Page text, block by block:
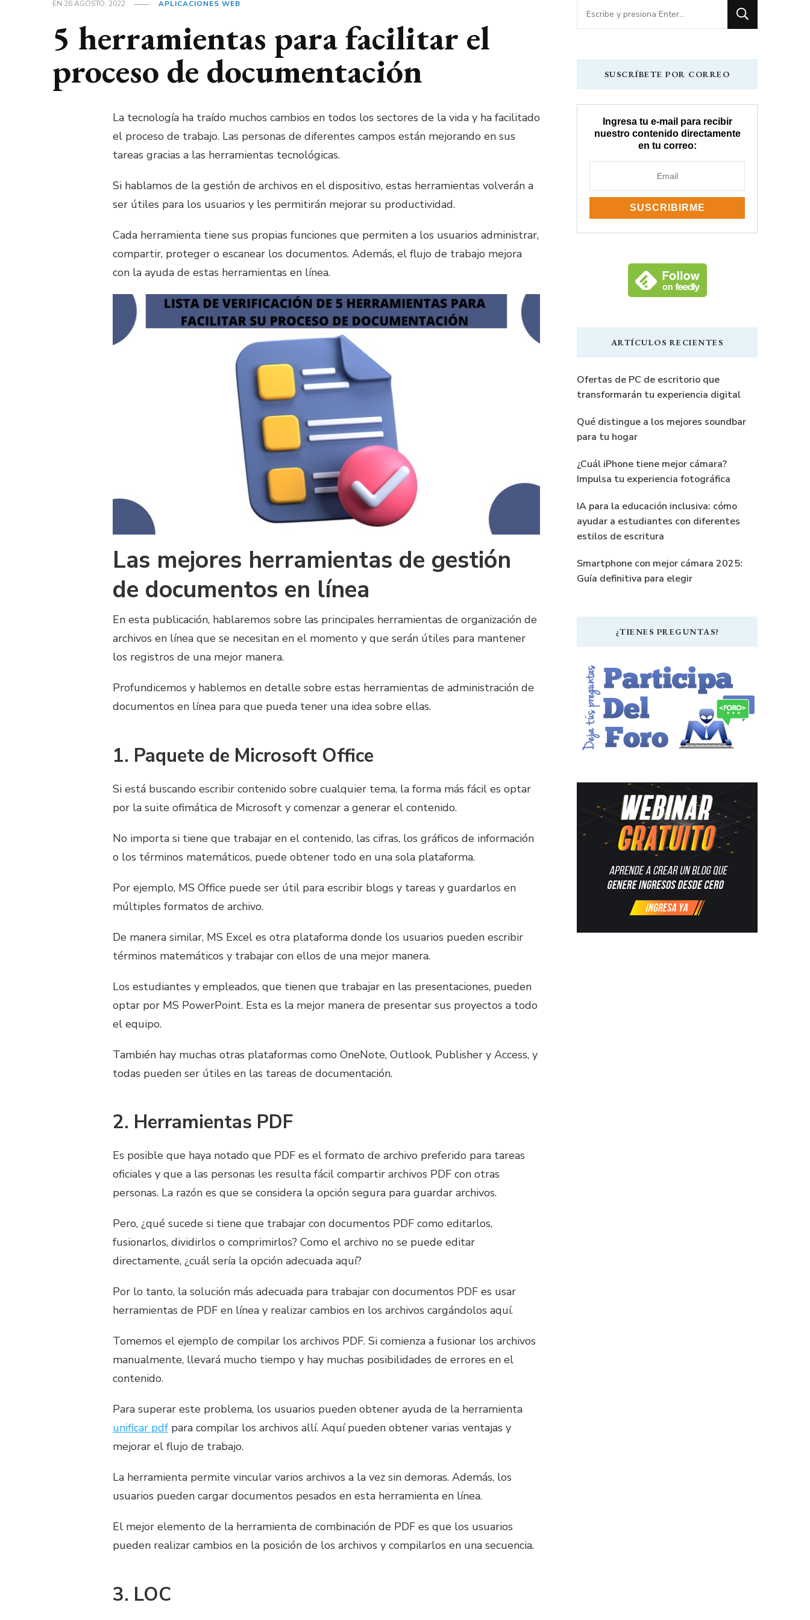
EN 26 AGOSTO, 2022 APLICACIONES WEB
5 herramientas para facilitar el
proceso de documentación
La tecnología ha traído muchos cambios en todos los sectores de la vida y ha facilitado
el proceso de trabajo. Las personas de diferentes campos están mejorando en sus
tareas gracias a las herramientas tecnológicas.
Si hablamos de la gestión de archivos en el dispositivo, estas herramientas volverán a
ser útiles para los usuarios y les permitirán mejorar su productividad.
Cada herramienta tiene sus propias funciones que permiten a los usuarios administrar,
compartir, proteger o escanear los documentos. Además, el flujo de trabajo mejora
con la ayuda de estas herramientas en línea.
Las mejores herramientas de gestión
de documentos en línea
En esta publicación, hablaremos sobre las principales herramientas de organización de
archivos en línea que se necesitan en el momento y que serán útiles para mantener
los registros de una mejor manera.
Profundicemos y hablemos en detalle sobre estas herramientas de administración de
documentos en línea para que pueda tener una idea sobre ellas.
1. Paquete de Microsoft Office
Si está buscando escribir contenido sobre cualquier tema, la forma más fácil es optar
por la suite ofimática de Microsoft y comenzar a generar el contenido.
No importa si tiene que trabajar en el contenido, las cifras, los gráficos de información
o los términos matemáticos, puede obtener todo en una sola plataforma.
Por ejemplo, MS Office puede ser útil para escribir blogs y tareas y guardarlos en
múltiples formatos de archivo.
De manera similar, MS Excel es otra plataforma donde los usuarios pueden escribir
términos matemáticos y trabajar con ellos de una mejor manera.
Los estudiantes y empleados, que tienen que trabajar en las presentaciones, pueden
optar por MS PowerPoint. Esta es la mejor manera de presentar sus proyectos a todo
el equipo.
También hay muchas otras plataformas como OneNote, Outlook, Publisher y Access, y
todas pueden ser útiles en las tareas de documentación.
2. Herramientas PDF
Es posible que haya notado que PDF es el formato de archivo preferido para tareas
oficiales y que a las personas les resulta fácil compartir archivos PDF con otras
personas. La razón es que se considera la opción segura para guardar archivos.
Pero, ¿qué sucede si tiene que trabajar con documentos PDF como editarlos,
fusionarlos, dividirlos o comprimirlos? Como el archivo no se puede editar
directamente, ¿cuál sería la opción adecuada aquí?
Por lo tanto, la solución más adecuada para trabajar con documentos PDF es usar
herramientas de PDF en línea y realizar cambios en los archivos cargándolos aquí.
Tomemos el ejemplo de compilar los archivos PDF. Si comienza a fusionar los archivos
manualmente, llevará mucho tiempo y hay muchas posibilidades de errores en el
contenido.
Para superar este problema, los usuarios pueden obtener ayuda de la herramienta
unificar pdf para compilar los archivos allí. Aquí pueden obtener varias ventajas y
mejorar el flujo de trabajo.
La herramienta permite vincular varios archivos a la vez sin demoras. Además, los
usuarios pueden cargar documentos pesados en esta herramienta en línea.
El mejor elemento de la herramienta de combinación de PDF es que los usuarios
pueden realizar cambios en la posición de los archivos y compilarlos en una secuencia.
3. LOC
¿Buscas
algo?
SUSCRÍBETE POR CORREO
Ingresa tu e-mail para recibir
nuestro contenido directamente
en tu correo:
ARTÍCULOS RECIENTES
Ofertas de PC de escritorio que
transformarán tu experiencia digital
Qué distingue a los mejores soundbar
para tu hogar
¿Cuál iPhone tiene mejor cámara?
Impulsa tu experiencia fotográfica
IA para la educación inclusiva: cómo
ayudar a estudiantes con diferentes
estilos de escritura
Smartphone con mejor cámara 2025:
Guía definitiva para elegir
¿TIENES PREGUNTAS?